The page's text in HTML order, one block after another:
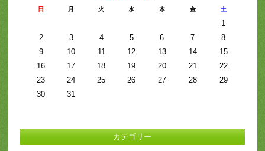
日 月 火 水 木 金 土
1
2
3 4 5 6 7
8
9
10 11 12 13 14
15
16
17 18 19 20 21
22
23
24 25 26 27 28
29
30
31
カテゴリー